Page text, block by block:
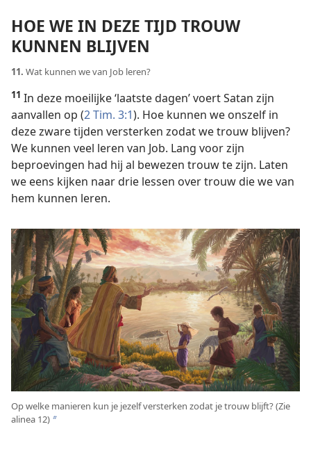
HOE WE IN DEZE TIJD TROUW
KUNNEN BLIJVEN
11. Wat kunnen we van Job leren?
11 In deze moeilijke ‘laatste dagen’ voert Satan zijn
aanvallen op (2 Tim. 3:1). Hoe kunnen we onszelf in
deze zware tijden versterken zodat we trouw blijven?
We kunnen veel leren van Job. Lang voor zijn
beproevingen had hij al bewezen trouw te zijn. Laten
we eens kijken naar drie lessen over trouw die we van
hem kunnen leren.
Op welke manieren kun je jezelf versterken zodat je trouw blijft? (Zie
alinea 12) b